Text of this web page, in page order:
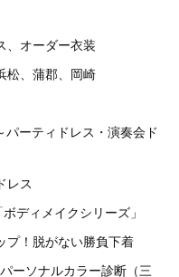
、オーダー衣装
松、蒲郡、岡崎
ーティドレス・演奏会ド
レス
ディメイクシリーズ」
プ！脱がない勝負下着
ーソナルカラー診断（三